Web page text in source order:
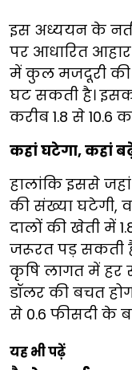
इस अध्ययन के
पर आधारित
में कुल मजदूरी की
घट सकती है।
करीब 1.8 से 10.6
कहां घटेगा, कहां
हालांकि इससे
की संख्या घटेगी,
दालों की खेती में
जरूरत पड़ सकती
कृषि लागत में हर
डॉलर की बचत
से 0.6 फीसदी के
यह भी पढ़ें